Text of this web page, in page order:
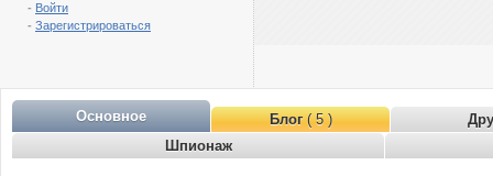
- Войти
- Зарегистрироваться
Основное Блог( 5 )
Шпионаж